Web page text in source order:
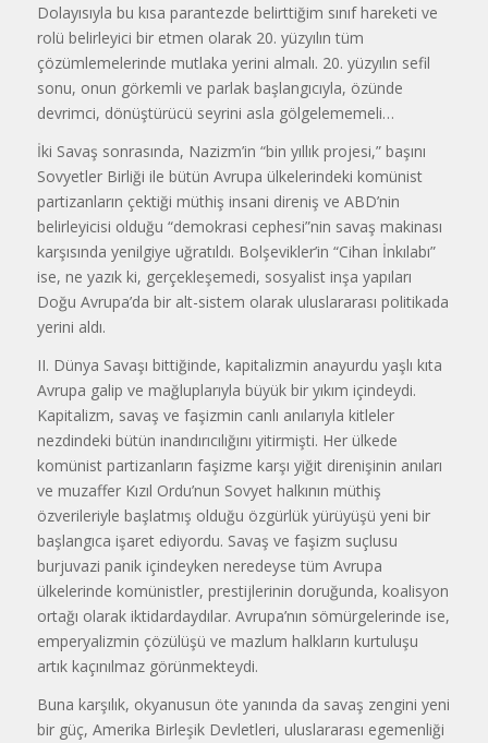
Dolayısıyla bu kısa parantezde belirttiğim sınıf hareketi ve
rolü belirleyici bir etmen olarak 20. yüzyılın tüm
çözümlemelerinde mutlaka yerini almalı. 20. yüzyılın sefil
sonu, onun görkemli ve parlak başlangıcıyla, özünde
devrimci, dönüştürücü seyrini asla gölgelememeli…
İki Savaş sonrasında, Nazizm’in “bin yıllık projesi,” başını
Sovyetler Birliği ile bütün Avrupa ülkelerindeki komünist
partizanların çektiği müthiş insani direniş ve ABD’nin
belirleyicisi olduğu “demokrasi cephesi”nin savaş makinası
karşısında yenilgiye uğratıldı. Bolşevikler’in “Cihan İnkılabı”
ise, ne yazık ki, gerçekleşemedi, sosyalist inşa yapıları
Doğu Avrupa’da bir alt-sistem olarak uluslararası politikada
yerini aldı.
II. Dünya Savaşı bittiğinde, kapitalizmin anayurdu yaşlı kıta
Avrupa galip ve mağluplarıyla büyük bir yıkım içindeydi.
Kapitalizm, savaş ve faşizmin canlı anılarıyla kitleler
nezdindeki bütün inandırıcılığını yitirmişti. Her ülkede
komünist partizanların faşizme karşı yiğit direnişinin anıları
ve muzaffer Kızıl Ordu’nun Sovyet halkının müthiş
özverileriyle başlatmış olduğu özgürlük yürüyüşü yeni bir
başlangıca işaret ediyordu. Savaş ve faşizm suçlusu
burjuvazi panik içindeyken neredeyse tüm Avrupa
ülkelerinde komünistler, prestijlerinin doruğunda, koalisyon
ortağı olarak iktidardaydılar. Avrupa’nın sömürgelerinde ise,
emperyalizmin çözülüşü ve mazlum halkların kurtuluşu
artık kaçınılmaz görünmekteydi.
Buna karşılık, okyanusun öte yanında da savaş zengini yeni
bir güç, Amerika Birleşik Devletleri, uluslararası egemenliği